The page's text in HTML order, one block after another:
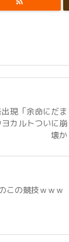
出現「余命にだま
カルトついに崩
壊か
この競技ｗｗｗ